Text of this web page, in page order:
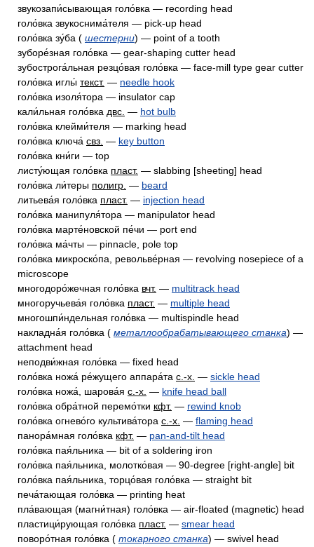
звукозапи́сывающая голо́вка — recording head
голо́вка звукоснима́теля — pick-up head
голо́вка зу́ба ( шестерни) — point of a tooth
зуборе́зная голо́вка — gear-shaping cutter head
зубострога́льная резцо́вая голо́вка — face-mill type gear cutter
голо́вка иглы́ текст. — needle hook
голо́вка изоля́тора — insulator cap
кали́льная голо́вка двс. — hot bulb
голо́вка клейми́теля — marking head
голо́вка ключа́ свз. — key button
голо́вка кни́ги — top
листу́ющая голо́вка пласт. — slabbing [sheeting] head
голо́вка ли́теры полигр. — beard
литьева́я голо́вка пласт. — injection head
голо́вка манипуля́тора — manipulator head
голо́вка марте́новской пе́чи — port end
голо́вка ма́чты — pinnacle, pole top
голо́вка микроско́па, револьве́рная — revolving nosepiece of a
microscope
многодоро́жечная голо́вка вчт. — multitrack head
многоручьева́я голо́вка пласт. — multiple head
многошпи́ндельная голо́вка — multispindle head
накладна́я голо́вка ( металлообрабатывающего станка) —
attachment head
неподви́жная голо́вка — fixed head
голо́вка ножа́ ре́жущего аппара́та с.-х. — sickle head
голо́вка ножа́, шарова́я с.-х. — knife head ball
голо́вка обра́тной перемо́тки кфт. — rewind knob
голо́вка огнево́го культива́тора с.-х. — flaming head
панора́мная голо́вка кфт. — pan-and-tilt head
голо́вка пая́льника — bit of a soldering iron
голо́вка пая́льника, молотко́вая — 90-degree [right-angle] bit
голо́вка пая́льника, торцо́вая голо́вка — straight bit
печа́тающая голо́вка — printing heat
пла́вающая (магни́тная) голо́вка — air-floated (magnetic) head
пластици́рующая голо́вка пласт. — smear head
поворо́тная голо́вка ( токарного станка) — swivel head